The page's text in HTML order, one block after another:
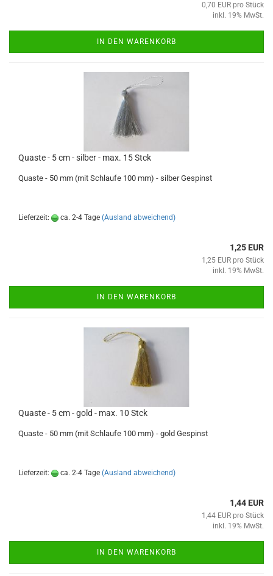
0,70 EUR pro Stück
inkl. 19% MwSt.
IN DEN WARENKORB
Quaste - 5 cm - silber - max. 15 Stck
Quaste - 50 mm (mit Schlaufe 100 mm) - silber Gespinst
Lieferzeit: ca. 2-4 Tage (Ausland abweichend)
1,25 EUR
1,25 EUR pro Stück
inkl. 19% MwSt.
IN DEN WARENKORB
Quaste - 5 cm - gold - max. 10 Stck
Quaste - 50 mm (mit Schlaufe 100 mm) - gold Gespinst
Lieferzeit: ca. 2-4 Tage (Ausland abweichend)
1,44 EUR
1,44 EUR pro Stück
inkl. 19% MwSt.
IN DEN WARENKORB